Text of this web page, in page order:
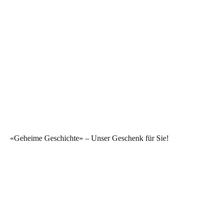
«Geheime Geschichte» – Unser Geschenk für Sie!